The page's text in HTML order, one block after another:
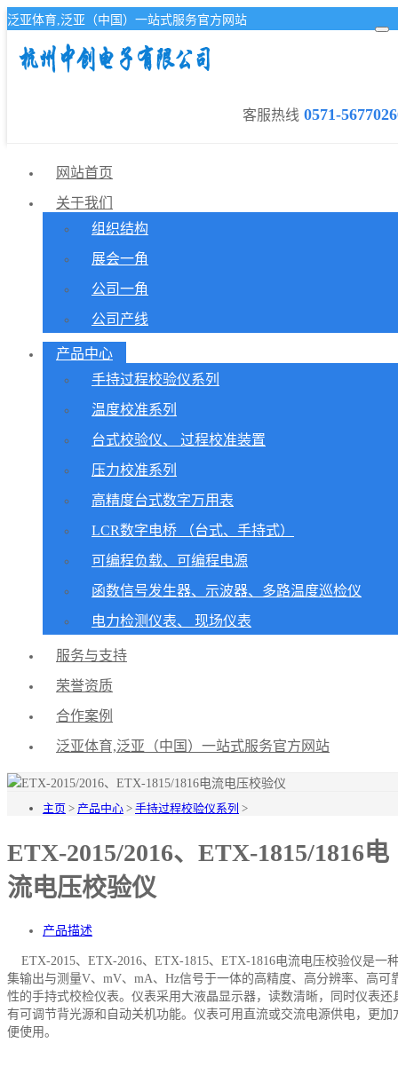
泛亚体育,泛亚（中国）一站式服务官方网站
客服热线 0571-
网站首页
关于我们
组织结构
展会一角
公司一角
公司产线
产品中心
手持过程校验仪系列
温度校准系列
台式校验仪、 过程校准装置
压力校准系列
高精度台式数字万用表
LCR数字电桥 （台式、手持式）
可编程负载、可编程电源
函数信号发生器、示波器、多路温度巡检仪
电力检测仪表、 现场仪表
服务与支持
荣誉资质
合作案例
泛亚体育,泛亚（中国）一站式服务官方网站
主页 > 产品中心 > 手持过程校验仪系列 >
ETX-2015/2016、ETX-1815/1816电
流电压校验仪
产品描述
ETX-2015、ETX-2016、ETX-1815、ETX-1816电流电压校验仪是一
集输出与测量V、mV、mA、Hz信号于一体的高精度、高分辨率、高可
性的手持式校检仪表。仪表采用大液晶显示器，读数清晰，同时仪表还
有可调节背光源和自动关机功能。仪表可用直流或交流电源供电，更加
便使用。